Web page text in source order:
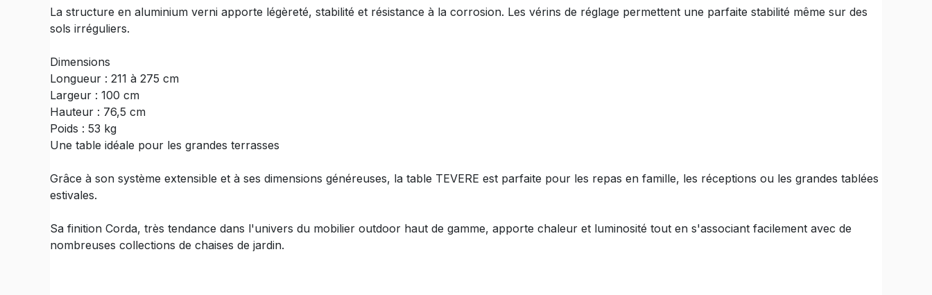
La structure en aluminium verni apporte légèreté, stabilité et résistance à la corrosion. Les vérins de réglage permettent une parfaite stabilité même sur des
sols irréguliers.
Dimensions
Longueur : 211 à 275 cm
Largeur : 100 cm
Hauteur : 76,5 cm
Poids : 53 kg
Une table idéale pour les grandes terrasses
Grâce à son système extensible et à ses dimensions généreuses, la table TEVERE est parfaite pour les repas en famille, les réceptions ou les grandes tablées
estivales.
Sa finition Corda, très tendance dans l'univers du mobilier outdoor haut de gamme, apporte chaleur et luminosité tout en s'associant facilement avec de
nombreuses collections de chaises de jardin.